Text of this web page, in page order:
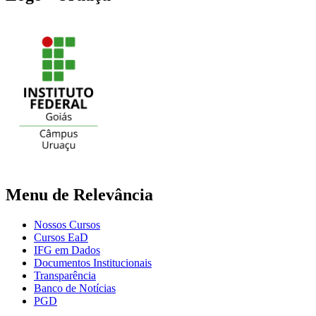
Menu de Relevância
Nossos Cursos
Cursos EaD
IFG em Dados
Documentos Institucionais
Transparência
Banco de Notícias
PGD